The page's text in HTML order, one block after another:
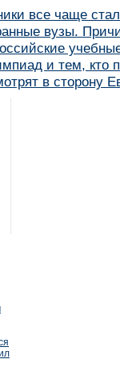
все чаще
вузы.
и тем, кто
в сторону